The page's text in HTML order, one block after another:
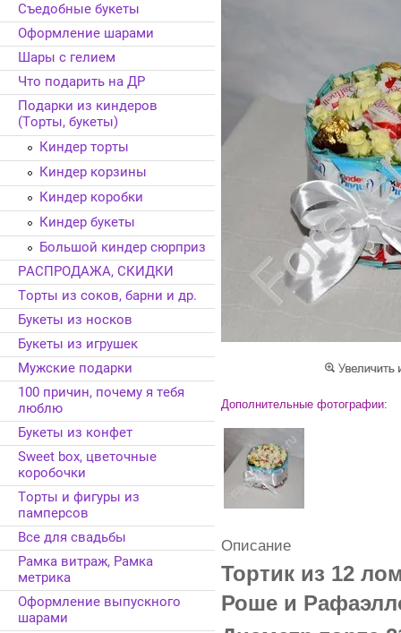
Дополнительные фотографии:
Описание
Тортик из 12
Роше и
Съедобные букеты
Оформление шарами
Шары с гелием
Что подарить на ДР
Подарки из киндеров
(Торты, букеты)
Киндер торты
Киндер корзины
Киндер коробки
Киндер букеты
Большой киндер сюрприз
РАСПРОДАЖА, СКИДКИ
Торты из соков, барни и др.
Букеты из носков
Букеты из игрушек
Мужские подарки
100 причин, почему я тебя
люблю
Букеты из конфет
Sweet box, цветочные
коробочки
Торты и фигуры из
памперсов
Все для свадьбы
Рамка витраж, Рамка
метрика
Оформление выпускного
шарами